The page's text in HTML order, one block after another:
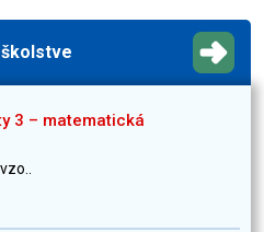
3 – matematická